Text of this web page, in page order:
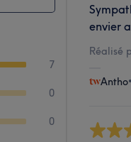
7
0
0
envier
Réalisé
Antho•